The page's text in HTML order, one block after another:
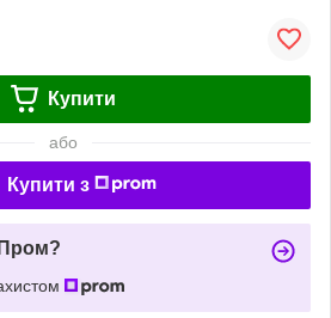
Купити
або
Купити з